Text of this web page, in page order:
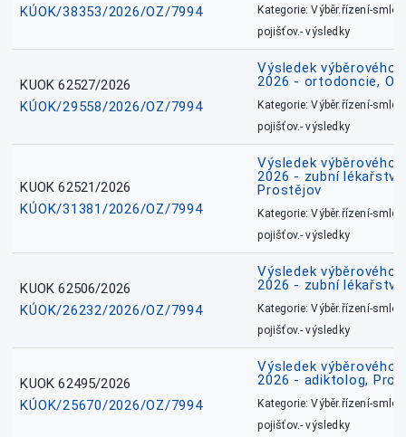
KÚOK/38353/2026/OZ/7994
Kategorie: Výběr.řízení-
pojišťov.- výsledky
KUOK 62527/2026
KÚOK/29558/2026/OZ/7994
Výsledek výběrového
2026 - ortodoncie,
Kategorie: Výběr.řízení-
pojišťov.- výsledky
KUOK 62521/2026
KÚOK/31381/2026/OZ/7994
Výsledek výběrového
2026 - zubní
Prostějov
Kategorie: Výběr.řízení-
pojišťov.- výsledky
KUOK 62506/2026
KÚOK/26232/2026/OZ/7994
Výsledek výběrového
2026 - zubní
Kategorie: Výběr.řízení-
pojišťov.- výsledky
KUOK 62495/2026
KÚOK/25670/2026/OZ/7994
Výsledek výběrového
2026 - adiktolog,
Kategorie: Výběr.řízení-
pojišťov.- výsledky